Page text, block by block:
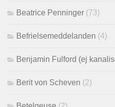
Beatrice Penninger (73)
Befrielsemeddelanden (4)
Benjamin Fulford (ej
Berit von Scheven (2)